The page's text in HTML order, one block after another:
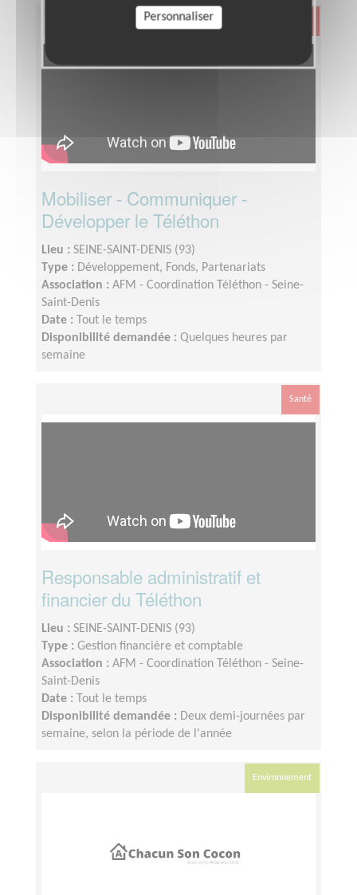
Mobiliser - Communiquer -
Développer le Téléthon
Lieu : SEINE-SAINT-DENIS (93)
Type : Développement, Fonds, Partenariats
Association : AFM - Coordination Téléthon - Seine-
Saint-Denis
Date :
Tout le temps
Disponibilité demandée : Quelques heures par
semaine
Santé
Responsable administratif et
financier du Téléthon
Lieu : SEINE-SAINT-DENIS (93)
Type : Gestion financière et comptable
Association : AFM - Coordination Téléthon - Seine-
Saint-Denis
Date :
Tout le temps
Disponibilité demandée : Deux demi-journées par
semaine, selon la période de l'année
Environnement
Personnaliser